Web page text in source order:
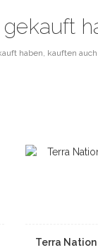
haben, kauften
Terra